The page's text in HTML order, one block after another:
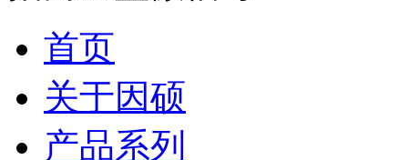
首页
关于因硕
产品系列